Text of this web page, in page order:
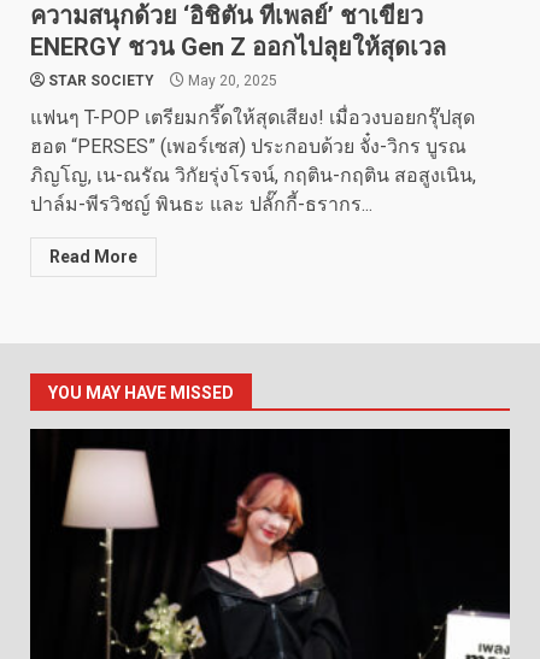
ความสนุกด้วย ‘อิชิตัน ทีเพลย์’ ชาเขียว
ENERGY ชวน Gen Z ออกไปลุยให้สุดเวล
STAR SOCIETY May 20, 2025
แฟนๆ T-POP เตรียมกรี๊ดให้สุดเสียง! เมื่อวงบอยกรุ๊ปสุด
ฮอต “PERSES” (เพอร์เซส) ประกอบด้วย จั๋ง-วิกร บูรณ
ภิญโญ, เน-ณรัณ วิกัยรุ่งโรจน์, กฤติน-กฤติน สอสูงเนิน,
ปาล์ม-พีรวิชญ์ พินธะ และ ปลั๊กกี้-ธรากร...
Read More
YOU MAY HAVE MISSED